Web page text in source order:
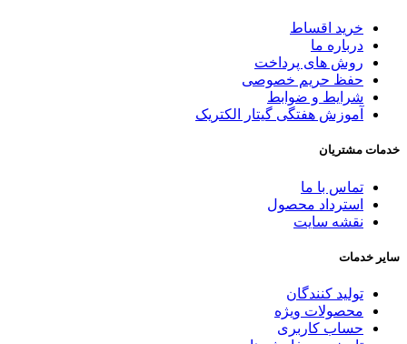
خرید اقساط
درباره ما
روش های پرداخت
حفظ حریم خصوصی
شرایط و ضوابط
آموزش هفتگی گیتار الکتریک
خدمات مشتریان
تماس با ما
استرداد محصول
نقشه سایت
سایر خدمات
تولید کنندگان
محصولات ویژه
حساب کاربری